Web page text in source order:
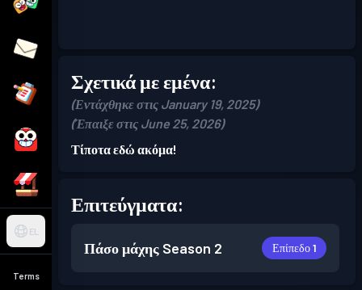
EL
Terms
Σχετικά με εμένα:
(Εντάχθηκε στις January 19, 2025)
(Έπαιξε στις June 25, 2026)
Τίποτα εδώ ακόμα!
Επιτεύγματα:
Πάσο μάχης Season 2 Επίπεδο 1